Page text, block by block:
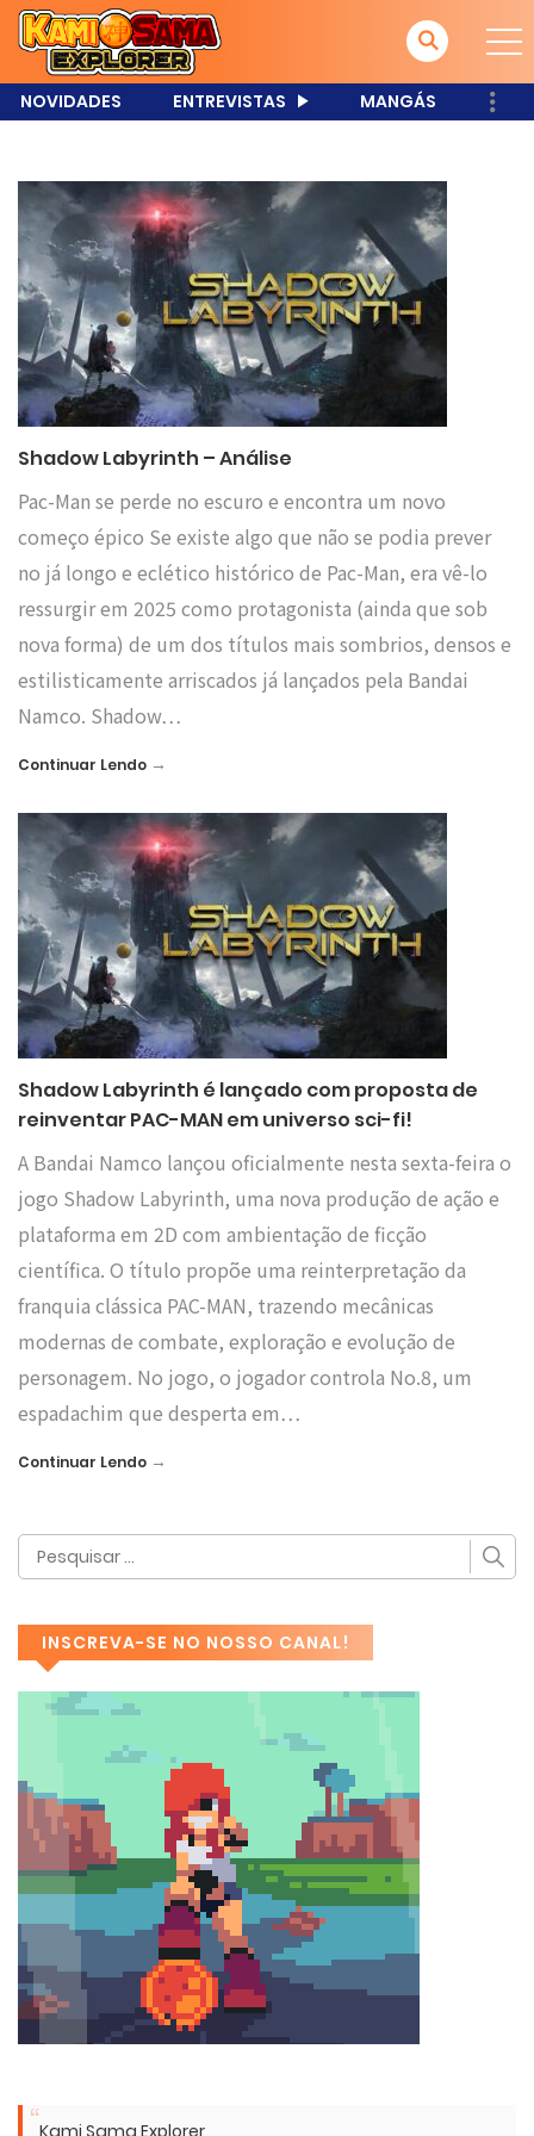
NOVIDADES ENTREVISTAS MANGÁS
Shadow Labyrinth – Análise
Pac-Man se perde no escuro e encontra um novo
começo épico Se existe algo que não se podia prever
no já longo e eclético histórico de Pac-Man, era vê-lo
ressurgir em 2025 como protagonista (ainda que sob
nova forma) de um dos títulos mais sombrios, densos e
estilisticamente arriscados já lançados pela Bandai
Namco. Shadow…
Continuar Lendo →
Shadow Labyrinth é lançado com proposta de
reinventar PAC-MAN em universo sci-fi!
A Bandai Namco lançou oficialmente nesta sexta-feira o
jogo Shadow Labyrinth, uma nova produção de ação e
plataforma em 2D com ambientação de ficção
científica. O título propõe uma reinterpretação da
franquia clássica PAC-MAN, trazendo mecânicas
modernas de combate, exploração e evolução de
personagem. No jogo, o jogador controla No.8, um
espadachim que desperta em…
Continuar Lendo →
INSCREVA-SE NO NOSSO CANAL!